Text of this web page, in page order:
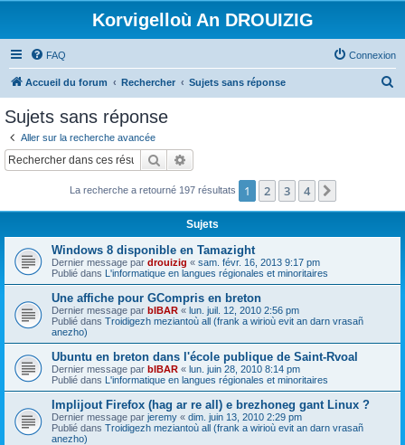
Korvigelloù An DROUIZIG
FAQ Connexion
Accueil du forum Rechercher Sujets sans réponse
c
Sujets sans réponse
Aller sur la recherche avancée
Rechercher
La recherche a retourné 197 résultats 1 2 3 4
Sujets
Windows 8 disponible en Tamazight
Dernier message par drouizig « sam. févr. 16, 2013 9:17 pm
Publié dans L'informatique en langues régionales et minoritaires
Une affiche pour GCompris en breton
Dernier message par bIBAR « lun. juil. 12, 2010 2:56 pm
Publié dans Troidigezh meziantoù all (frank a wirioù evit an darn vrasañ
anezho)
Ubuntu en breton dans l'école publique de Saint-Rvoal
Dernier message par bIBAR « lun. juin 28, 2010 8:14 pm
Publié dans L'informatique en langues régionales et minoritaires
Implijout Firefox (hag ar re all) e brezhoneg gant Linux ?
Dernier message par jeremy « dim. juin 13, 2010 2:29 pm
Publié dans Troidigezh meziantoù all (frank a wirioù evit an darn vrasañ
anezho)